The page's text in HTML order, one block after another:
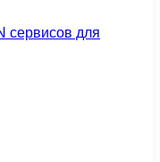
сервисов для